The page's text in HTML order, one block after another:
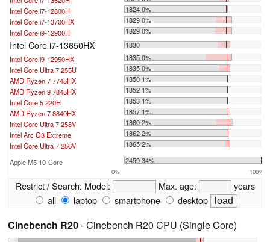
Intel Core i7-12800H
1824 0%
Intel Core i7-13700HX
1829 0%
Intel Core i9-12900H
1829 0%
Intel Core i7-13650HX
1830
Intel Core i9-12950HX
1835 0%
Intel Core Ultra 7 255U
1835 0%
AMD Ryzen 7 7745HX
1850 1%
AMD Ryzen 9 7845HX
1852 1%
Intel Core 5 220H
1853 1%
AMD Ryzen 7 8840HX
1857 1%
Intel Core Ultra 7 258V
1860 2%
Intel Arc G3 Extreme
1862 2%
Intel Core Ultra 7 256V
1865 2%
Apple M5 10-Core 2459 34%
0% 100%
Restrict / Search: Model: Max. age:
years
all
laptop smartphone desktop
Cinebench R20- Cinebench R20 CPU (Single Core)